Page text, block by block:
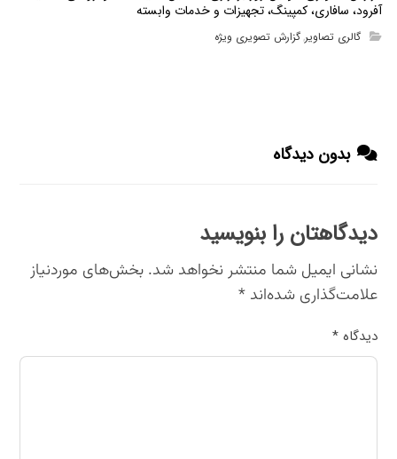
آفرود، سافاری، کمپینگ، تجهیزات و خدمات وابسته
گالری تصاویر,گزارش تصویری ویژه
بدون دیدگاه
دیدگاهتان را بنویسید
نشانی ایمیل شما منتشر نخواهد شد. بخش‌های موردنیاز
علامت‌گذاری شده‌اند*
دیدگاه*